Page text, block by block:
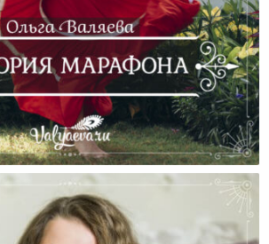
История Марафона